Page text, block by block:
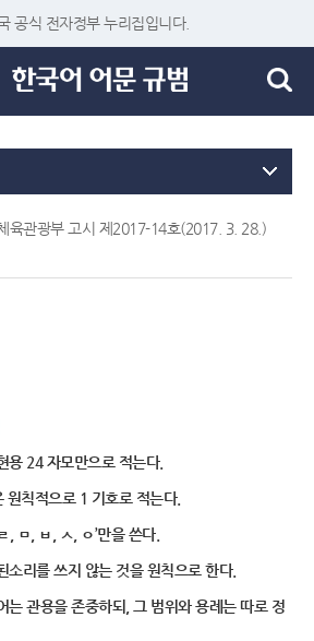
공식 전자정부 누리집입니다.
육관광부 고시 제2017-14호(2017. 3. 28.)
용 24 자모만으로 적는다.
원칙적으로 1 기호로 적는다.
, ㅁ, ㅂ, ㅅ, ㅇ’만을 쓴다.
소리를 쓰지 않는 것을 원칙으로 한다.
는 관용을 존중하되, 그 범위와 용례는 따로 정